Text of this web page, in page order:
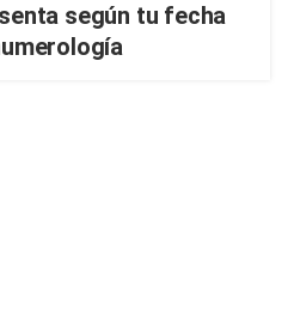
según tu fecha